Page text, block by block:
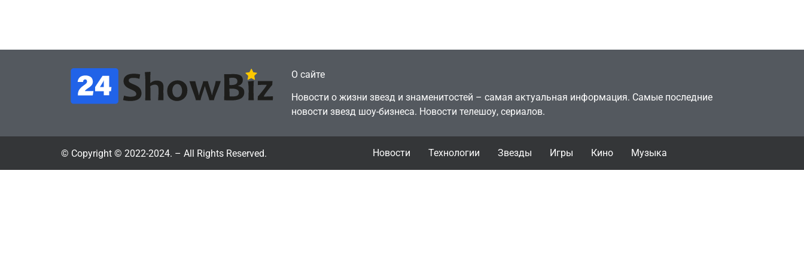
О сайте
Новости о жизни звезд и знаменитостей – самая актуальная информация. Самые последние
новости звезд шоу-бизнеса. Новости телешоу, сериалов.
© Copyright © 2022-2024. – All Rights Reserved. Новости Технологии Звезды Игры Кино Музыка